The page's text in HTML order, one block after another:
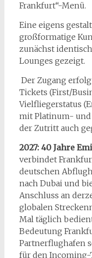
Frankfurt“-Menü.
Eine eigens
großformatige
zunächst
Lounges gezeigt.
Der Zugang
Tickets (First/
Vielfliegerstatus
mit Platinum- und
der Zutritt auch
2027: 40 Jahre
verbindet
deutschen
nach Dubai und
Anschluss an
globalen
Mal täglich
Bedeutung
Partnerflughafen
für den Incoming-